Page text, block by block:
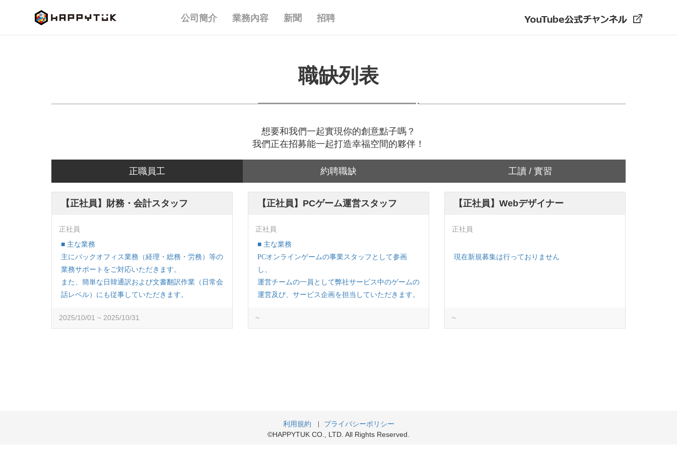
公司簡介 業務內容 新聞 招聘
職缺列表
想要和我們一起實現你的創意點子嗎？
我們正在招募能一起打造幸福空間的夥伴！
正職員工 約聘職缺 工讀 / 實習
【正社員】財務・会計スタッフ
正社員
■ 主な業務
主にバックオフィス業務（経理・総務・労務）等の
業務サポートをご対応いただきます。
また、簡単な日韓通訳および文書翻訳作業（日常会
話レベル）にも従事していただきます。
■業務内容
2025/10/01 ~ 2025/10/31
【正社員】PCゲーム運営スタッフ
正社員
■ 主な業務
PCオンラインゲームの事業スタッフとして参画
し、
運営チームの一員として弊社サービス中のゲームの
運営及び、サービス企画を担当していただきます。
■業務内容
・PCオンラインゲームもしくはモバイルゲーム
の運営経験（1年以上）
~
【正社員】Webデザイナー
正社員
現在新規募集は行っておりません
~
利用規約
プライバシーポリシー
©HAPPYTUK CO., LTD. All Rights Reserved.